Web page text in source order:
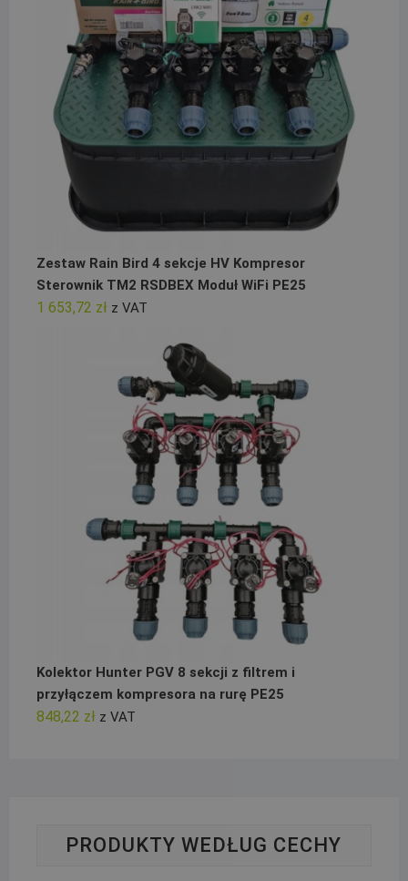
Zestaw Rain Bird 4 sekcje HV Kompresor
Sterownik TM2 RSDBEX Moduł WiFi PE25
1 653,72 zł z VAT
Kolektor Hunter PGV 8 sekcji z filtrem i
przyłączem kompresora na rurę PE25
848,22 zł z VAT
PRODUKTY WEDŁUG CECHY